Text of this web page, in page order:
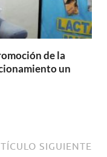
de la
un
SIGUIENTE